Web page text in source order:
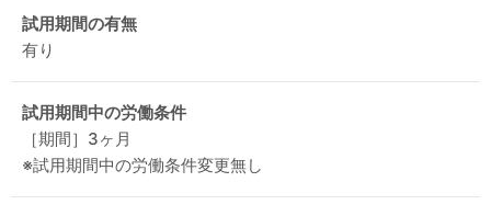
試用期間の有無
有り
試用期間中の労働条件
［期間］3ヶ月
※試用期間中の労働条件変更無し